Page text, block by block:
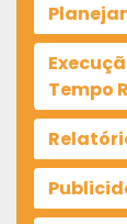
Tempo